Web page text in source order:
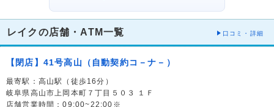
レイクの店舗・ATM一覧 口コミ・詳細
【閉店】41号高山（自動契約コ－ナ－）
最寄駅：高山駅（徒歩16分）
岐阜県高山市上岡本町７丁目５０３ １Ｆ
店舗営業時間：09:00~22:00※